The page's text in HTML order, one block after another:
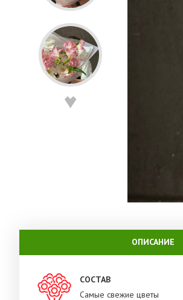
ОПИСАНИЕ
СОСТАВ
Самые свежие цветы